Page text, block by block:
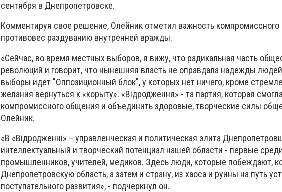
сентября в Днепропетровске.
Комментируя свое решение, Олейник отметил важность компромиссного
противовес раздуванию внутренней вражды.
«Сейчас, во время местных выборов, я вижу, что радикальная часть
революций и говорит, что нынешняя власть не оправдала надежды
выборы идет "Оппозиционный блок", у которых нет ничего, кроме
желания вернуться к «корыту». «Відродження» - та партия, которая
компромиссного общения и объединить здоровые, творческие силы
Олейник.
«В «Відродженні» – управленческая и политическая элита
интеллектуальный и творческий потенциал нашей области - первые
промышленников, учителей, медиков. Здесь люди, которые побеждают,
Днепропетровскую область, а затем и страну, из хаоса и руины на путь
поступательного развития», - подчеркнул он.